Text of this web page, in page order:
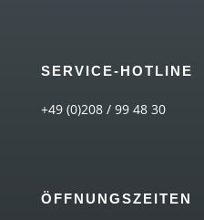
SERVICE-HOTLINE
+49 (0)208 / 99 48 30
ÖFFNUNGSZEITEN